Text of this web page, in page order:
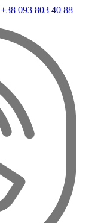
+38 093 803 40 88